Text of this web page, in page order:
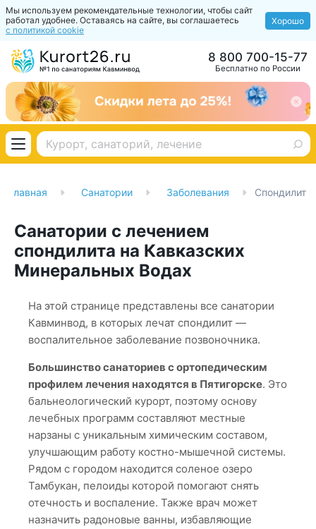
Мы используем рекомендательные технологии, чтобы сайт
работал удобнее. Оставаясь на сайте, вы соглашаетесь
с политикой cookie
Хорошо
Бесплатно по России
8 800 700-15-77
Главная Санатории Заболевания Спондилит
Санатории с лечением
спондилита на Кавказских
Минеральных Водах
На этой странице представлены все санатории
Кавминвод, в которых лечат спондилит —
воспалительное заболевание позвоночника.
Большинство санаториев с ортопедическим
профилем лечения находятся в Пятигорске. Это
бальнеологический курорт, поэтому основу
лечебных программ составляют местные
нарзаны с уникальным химическим составом,
улучшающим работу костно-мышечной системы.
Рядом с городом находится соленое озеро
Тамбукан, пелоиды которой помогают снять
отечность и воспаление. Также врач может
назначить радоновые ванны, избавляющие